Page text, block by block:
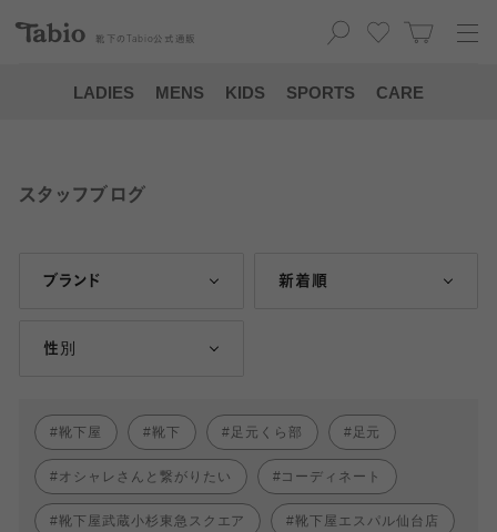
靴下の Tabio 公式通販
LADIES MENS KIDS SPORTS CARE
スタッフブログ
ブランド 新着順
性別
靴下屋 靴下 足元くら部 足元
オシャレさんと繋がりたい コーディネート
靴下屋武蔵小杉東急スクエア 靴下屋エスパル仙台店